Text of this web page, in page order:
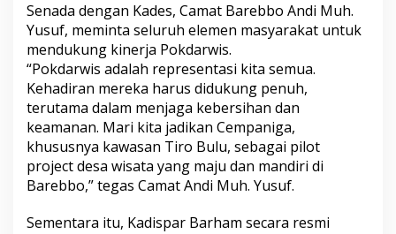
T
e
r
d
e
p
a
n
W
s
a
a
Senada dengan Kades, Camat Barebbo Andi Muh.
Yusuf, meminta seluruh elemen masyarakat untuk
mendukung kinerja Pokdarwis.
“Pokdarwis adalah representasi kita semua.
Kehadiran mereka harus didukung penuh,
terutama dalam menjaga kebersihan dan
keamanan. Mari kita jadikan Cempaniga,
khususnya kawasan Tiro Bulu, sebagai pilot
project desa wisata yang maju dan mandiri di
Barebbo,” tegas Camat Andi Muh. Yusuf.
Sementara itu, Kadispar Barham secara resmi